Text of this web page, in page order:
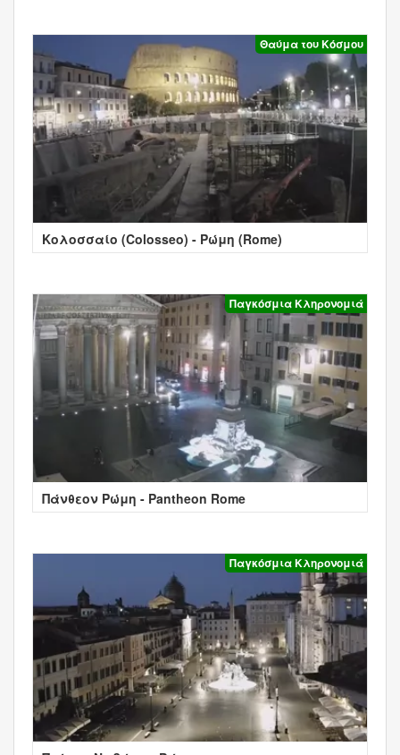
Θαύμα του Κόσμου
Κολοσσαίο (Colosseo) - Ρώμη (Rome)
Παγκόσμια Κληρονομιά
Πάνθεον Ρώμη - Pantheon Rome
Παγκόσμια Κληρονομιά